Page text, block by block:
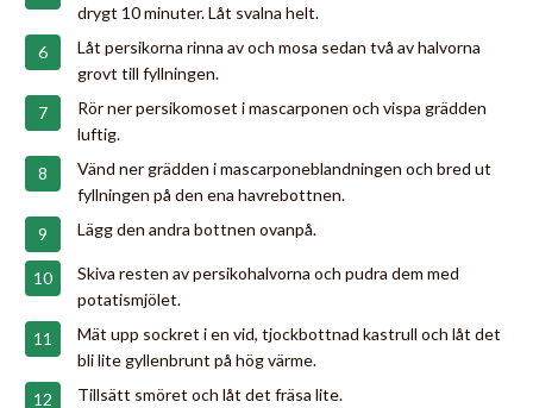
drygt 10 minuter. Låt svalna helt.
Låt persikorna rinna av och mosa sedan två av halvorna
grovt till fyllningen.
Rör ner persikomoset i mascarponen och vispa grädden
luftig.
Vänd ner grädden i mascarponeblandningen och bred ut
fyllningen på den ena havrebottnen.
Lägg den andra bottnen ovanpå.
Skiva resten av persikohalvorna och pudra dem med
potatismjölet.
Mät upp sockret i en vid, tjockbottnad kastrull och låt det
bli lite gyllenbrunt på hög värme.
Tillsätt smöret och låt det fräsa lite.